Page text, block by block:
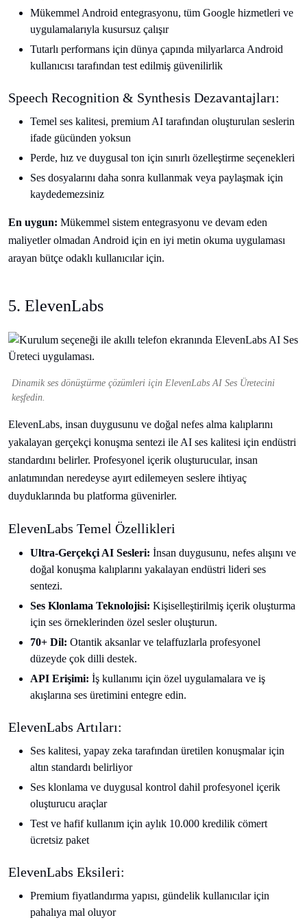
Mükemmel Android entegrasyonu, tüm Google hizmetleri ve
uygulamalarıyla kusursuz çalışır
Tutarlı performans için dünya çapında milyarlarca Android
kullanıcısı tarafından test edilmiş güvenilirlik
Speech Recognition & Synthesis Dezavantajları:
Temel ses kalitesi, premium AI tarafından oluşturulan seslerin
ifade gücünden yoksun
Perde, hız ve duygusal ton için sınırlı özelleştirme seçenekleri
Ses dosyalarını daha sonra kullanmak veya paylaşmak için
kaydedemezsiniz
En uygun: Mükemmel sistem entegrasyonu ve devam eden
maliyetler olmadan Android için en iyi metin okuma uygulaması
arayan bütçe odaklı kullanıcılar için.
5. ElevenLabs
Dinamik ses dönüştürme çözümleri için ElevenLabs AI Ses Üretecini
keşfedin.
ElevenLabs, insan duygusunu ve doğal nefes alma kalıplarını
yakalayan gerçekçi konuşma sentezi ile AI ses kalitesi için endüstri
standardını belirler. Profesyonel içerik oluşturucular, insan
anlatımından neredeyse ayırt edilemeyen seslere ihtiyaç
duyduklarında bu platforma güvenirler.
ElevenLabs Temel Özellikleri
Ultra-Gerçekçi AI Sesleri: İnsan duygusunu, nefes alışını ve
doğal konuşma kalıplarını yakalayan endüstri lideri ses
sentezi.
Ses Klonlama Teknolojisi: Kişiselleştirilmiş içerik oluşturma
için ses örneklerinden özel sesler oluşturun.
70+ Dil: Otantik aksanlar ve telaffuzlarla profesyonel
düzeyde çok dilli destek.
API Erişimi: İş kullanımı için özel uygulamalara ve iş
akışlarına ses üretimini entegre edin.
ElevenLabs Artıları:
Ses kalitesi, yapay zeka tarafından üretilen konuşmalar için
altın standardı belirliyor
Ses klonlama ve duygusal kontrol dahil profesyonel içerik
oluşturucu araçlar
Test ve hafif kullanım için aylık 10.000 kredilik cömert
ücretsiz paket
ElevenLabs Eksileri:
Premium fiyatlandırma yapısı, gündelik kullanıcılar için
pahalıya mal oluyor